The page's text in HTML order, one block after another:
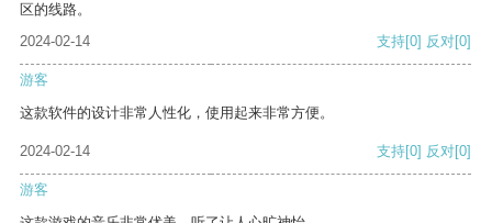
区的线路。
2024-02-14
支持[0] 反对[0]
游客
这款软件的设计非常人性化，使用起来非常方便。
2024-02-14 支持[0] 反对[0]
游客